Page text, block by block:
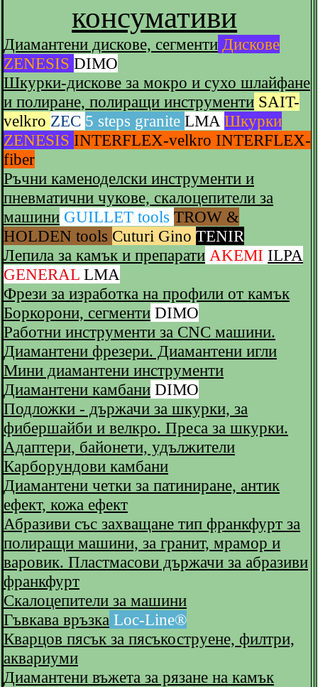
консумативи
Диамантени дискове, сегменти Дискове
ZENESIS DIMO
Шкурки-дискове за мокро и сухо шлайфане
и полиране, полиращи инструменти SAIT-
velkro ZEC 5 steps granite LMA Шкурки
ZENESIS INTERFLEX-velkro INTERFLEX-
fiber
Ръчни каменоделски инструменти и
пневматични чукове, скалоцепители за
машини GUILLET tools TROW &
HOLDEN tools Cuturi Gino TENIR
Лепила за камък и препарати AKEMI ILPA
GENERAL LMA
Фрези за изработка на профили от камък
Боркорони, сегменти DIMO
Работни инструменти за CNC машини.
Диамантени фрезери. Диамантени игли
Мини диамантени инструменти
Диамантени камбани DIMO
Подложки - държачи за шкурки, за
фибершайби и велкро. Преса за шкурки.
Адаптери, байонети, удължители
Карборундови камбани
Диамантени четки за патиниране, антик
ефект, кожа ефект
Абразиви със захващане тип франкфурт за
полиращи машини, за гранит, мрамор и
варовик. Пластмасови държачи за абразиви
франкфурт
Скалоцепители за машини
Гъвкава връзка Loc-Line®
Кварцов пясък за пясъкоструене, филтри,
аквариуми
Диамантени въжета за рязане на камък